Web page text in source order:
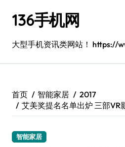
136手机网
大型手机资讯类网站！ https://
首页 智能家居
2017
艾美奖提名名单出炉 三部VR
智能家居